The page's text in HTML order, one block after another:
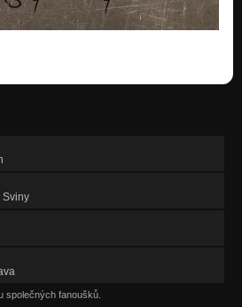
Sviny
společných fanoušků.